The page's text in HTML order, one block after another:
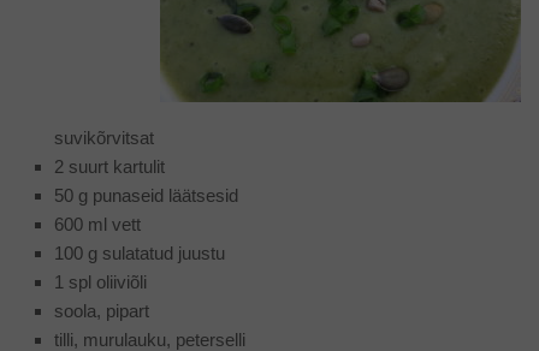
suvikõrvitsat
2 suurt kartulit
50 g punaseid läätsesid
600 ml vett
100 g sulatatud juustu
1 spl oliiviõli
soola, pipart
tilli, murulauku, peterselli